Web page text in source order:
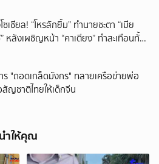
ซเชียล! “โหรลักยิ้ม” ทำนายชะตา “เมีย
หลังเผชิญหน้า “คาเตียง” ทำสะเทือนทั้ง
"ถอดเกล็ดมังกร" ทลายเครือข่ายพ่อ
ญชาติไทยให้เด็กจีน
ำให้คุณ